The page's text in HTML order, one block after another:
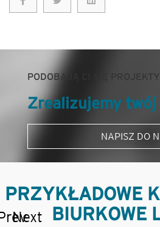
PODOBAJĄ CI SIĘ
Zrealizujemy
NAPISZ DO
PRZYKŁADOWE
BIURKOWE
Next